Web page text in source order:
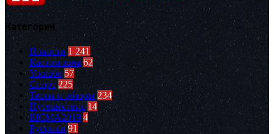
Категории
Новости 1 241
Кастом зона 62
Youtube 57
Спорт 225
Тесты и обзоры 234
Путешествия 14
EICMA2019 4
Рубрики 91